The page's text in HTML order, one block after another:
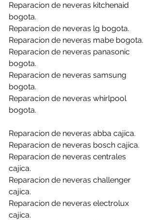
Reparacion de neveras kitchenaid
bogota.
Reparacion de neveras lg bogota.
Reparacion de neveras mabe bogota.
Reparacion de neveras panasonic
bogota.
Reparacion de neveras samsung
bogota.
Reparacion de neveras whirlpool
bogota.
Reparacion de neveras abba cajica.
Reparacion de neveras bosch cajica.
Reparacion de neveras centrales
cajica.
Reparacion de neveras challenger
cajica.
Reparacion de neveras electrolux
cajica.